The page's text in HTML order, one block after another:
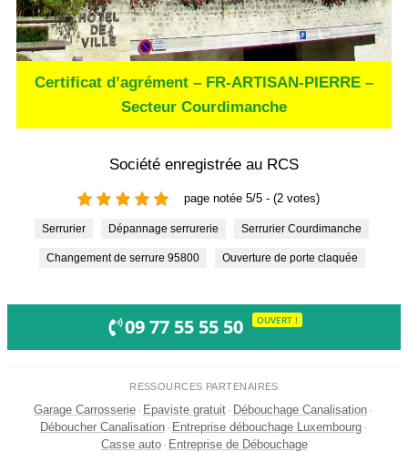
Certificat d’agrément – FR-ARTISAN-PIERRE –
Secteur Courdimanche
Société enregistrée au RCS
page notée 5/5 - (2 votes)
Serrurier Dépannage serrurerie Serrurier Courdimanche
Changement de serrure 95800 Ouverture de porte claquée
09 77 55 55 50 OUVERT !
RESSOURCES PARTENAIRES
Garage Carrosserie · Epaviste gratuit · Débouchage Canalisation ·
Déboucher Canalisation · Entreprise débouchage Luxembourg ·
Casse auto · Entreprise de Débouchage